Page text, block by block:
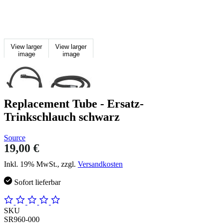
View larger
image
View larger
image
Replacement Tube - Ersatz-
Trinkschlauch schwarz
Source
19,00 €
Inkl. 19% MwSt., zzgl. Versandkosten
Sofort lieferbar
SKU
SR960-000